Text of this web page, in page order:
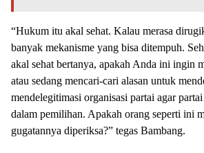
“Hukum itu akal sehat. Kalau merasa
banyak mekanisme yang bisa ditempuh.
akal sehat bertanya, apakah Anda ini ingin
atau sedang mencari-cari alasan untuk
mendelegitimasi organisasi partai agar
dalam pemilihan. Apakah orang seperti ini
gugatannya diperiksa?” tegas Bambang.